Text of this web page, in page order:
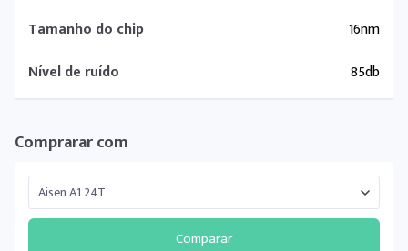
Tamanho do chip
16nm
Nível de ruído
85db
Comprarar com
Comparar